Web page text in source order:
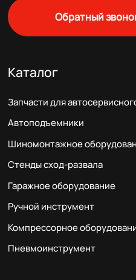
Обратный
Каталог
Запчасти для
Автоподъемники
Шиномонтажное
Стенды сход-развала
Гаражное оборудование
Ручной инструмент
Компрессорное
Пневмоинструмент